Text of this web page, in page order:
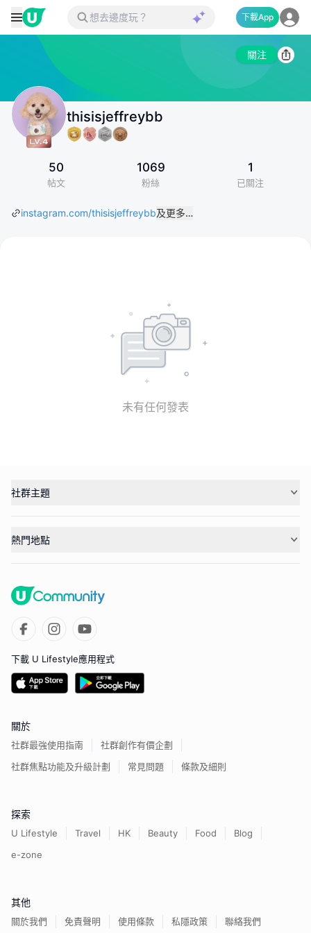
下載App
關注
thisisjeffreybb
50
帖文
1069
粉絲
1
已關注
instagram.com/thisisjeffreybb及更多…
未有任何發表
社群主題
熱門地點
下載 U Lifestyle應用程式
關於
社群最強使用指南
社群創作有價企劃
社群焦點功能及升級計劃
常見問題 條款及細則
探索
U Lifestyle Travel HK Beauty Food
Blog
e-zone
其他
關於我們 免責聲明 使用條款 私隱政策 聯絡我們